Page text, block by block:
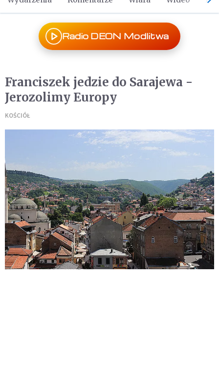
Radio DEON Modlitwa
Franciszek jedzie do Sarajewa -
Jerozolimy Europy
KOŚCIÓŁ